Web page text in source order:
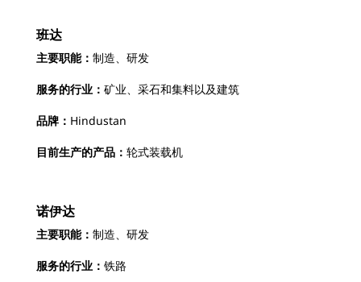
班达
主要职能： 制造、研发
服务的行业： 矿业、采石和集料以及建筑
品牌： Hindustan
目前生产的产品： 轮式装载机
诺伊达
主要职能： 制造、研发
服务的行业： 铁路